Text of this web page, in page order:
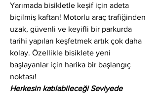
Yarımada bisikletle keşif için adeta
biçilmiş kaftan! Motorlu araç trafiğinden
uzak, güvenli ve keyifli bir parkurda
tarihi yapıları keşfetmek artık çok daha
kolay. Özellikle bisiklete yeni
başlayanlar için harika bir başlangıç
noktası!
Herkesin katılabileceği Seviyede